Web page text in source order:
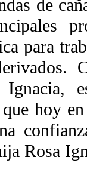
de
para
hoy
Rosa